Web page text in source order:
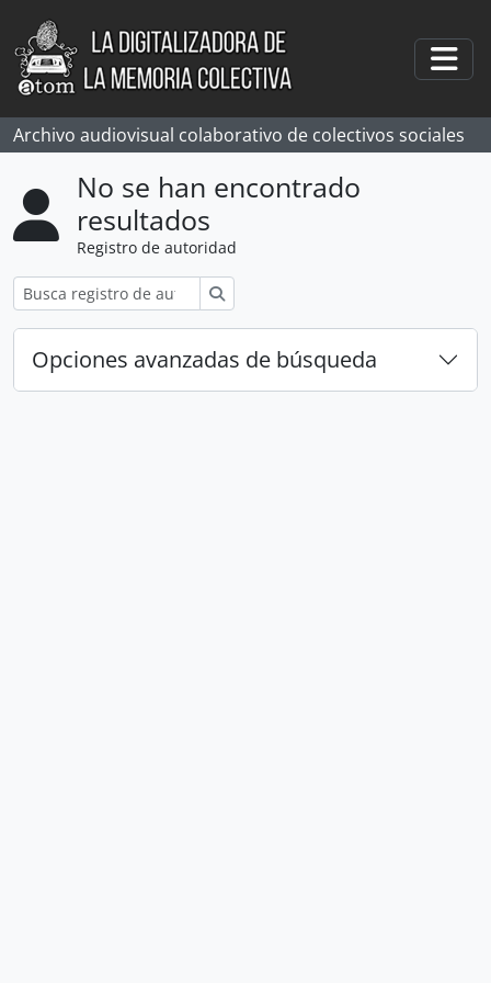
Skip to main content
Archivo audiovisual colaborativo de colectivos sociales
No se han encontrado
resultados
Registro de autoridad
Opciones avanzadas de búsqueda